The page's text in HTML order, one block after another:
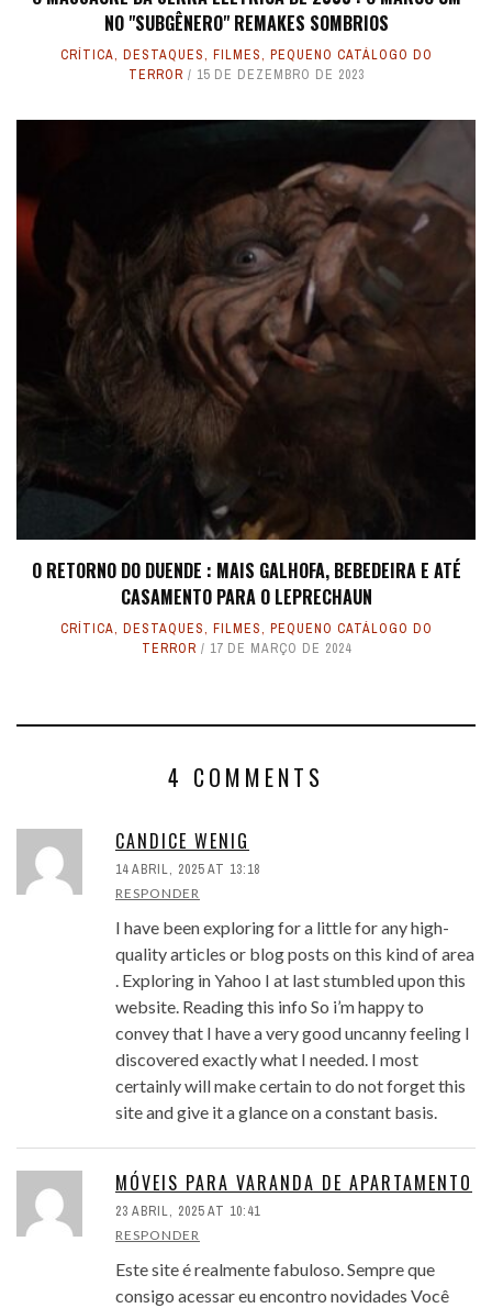
NO "SUBGÊNERO" REMAKES SOMBRIOS
CRÍTICA, DESTAQUES, FILMES, PEQUENO CATÁLOGO DO
TERROR
15 DE DEZEMBRO DE 2023
O RETORNO DO DUENDE : MAIS GALHOFA, BEBEDEIRA E ATÉ
CASAMENTO PARA O LEPRECHAUN
CRÍTICA, DESTAQUES, FILMES, PEQUENO CATÁLOGO DO
TERROR
17 DE MARÇO DE 2024
4 COMMENTS
CANDICE WENIG
14 ABRIL, 2025 AT 13:18
RESPONDER
I have been exploring for a little for any high-
quality articles or blog posts on this kind of area
. Exploring in Yahoo I at last stumbled upon this
website. Reading this info So i’m happy to
convey that I have a very good uncanny feeling I
discovered exactly what I needed. I most
certainly will make certain to do not forget this
site and give it a glance on a constant basis.
MÓVEIS PARA VARANDA DE APARTAMENTO
23 ABRIL, 2025 AT 10:41
RESPONDER
Este site é realmente fabuloso. Sempre que
consigo acessar eu encontro novidades Você